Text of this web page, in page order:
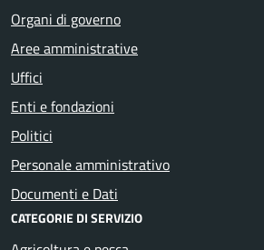
Organi di governo
Aree amministrative
Uffici
Enti e fondazioni
Politici
Personale amministrativo
Documenti e Dati
CATEGORIE DI SERVIZIO